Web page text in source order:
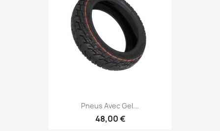
Pneus Avec Gel...
48,00 €